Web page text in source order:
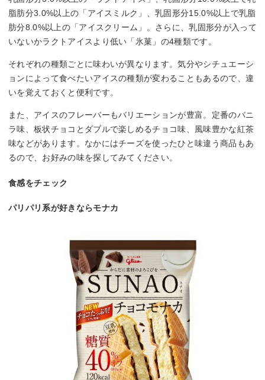
脂肪分3.0%以上の「アイスミルク」、乳固形分15.0%以上で乳脂
肪分8.0%以上の「アイスクリーム」。さらに、乳固形分が入って
いないかラクトアイスより低い「氷菓」の4種類です。
それぞれの種類ごとに味わいが異なります。気分やシチュエーシ
ョンによって食べたいアイスの種類が変わることもあるので、違
いを覚えておくと便利です。
また、アイスのフレーバーもバリエーションが豊富。定番のバニ
ラ味、板状チョコとダブルで楽しめるチョコ味、風味豊かな紅茶
味などがあります。なかにはチーズを使ったひと味違う商品もあ
るので、お好みの味を探してみてください。
食感をチェック
パリパリ系が好きならモナカ